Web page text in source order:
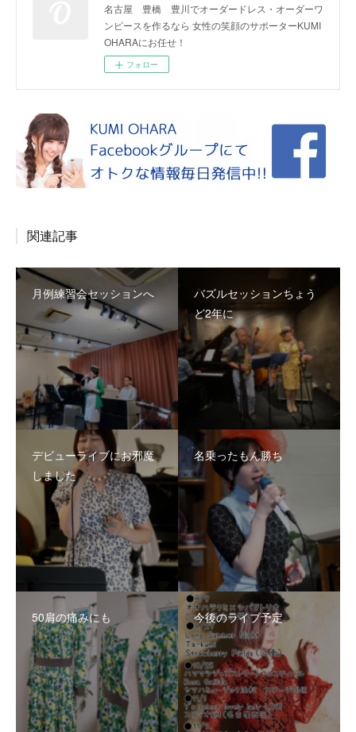
名古屋 豊橋 豊川でオーダードレス・オーダーワ
ンピースを作るなら 女性の笑顔のサポーターKUMI
OHARAにお任せ！
フォロー
関連記事
月例練習会セッションへ
バズルセッションちょう
ど2年に
デビューライブにお邪魔
しました
名乗ったもん勝ち
50肩の痛みにも 今後のライブ予定